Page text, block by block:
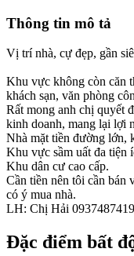
Thông tin mô tả
Vị trí nhà, cự đẹp, gần
Khu vực không còn căn
khách sạn, văn phòng
Rất mong anh chị quyết
kinh doanh, mang lại lợi
Nhà mặt tiền đường lớn,
Khu vực sầm uất đa tiện
Khu dân cư cao cấp.
Cần tiền nên tôi cần bán
có ý mua nhà.
LH: Chị Hải
Đặc điểm bất